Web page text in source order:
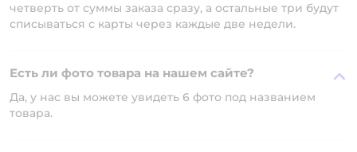
четверть от суммы заказа сразу, а остальные три будут
списываться с карты через каждые две недели.
Есть ли фото товара на нашем сайте?
Да, у нас вы можете увидеть 6 фото под названием
товара.